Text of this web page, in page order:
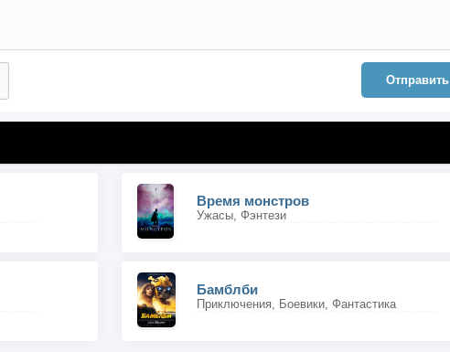
Отправить
Время монстров
Ужасы, Фэнтези
Бамблби
Приключения, Боевики, Фантастика